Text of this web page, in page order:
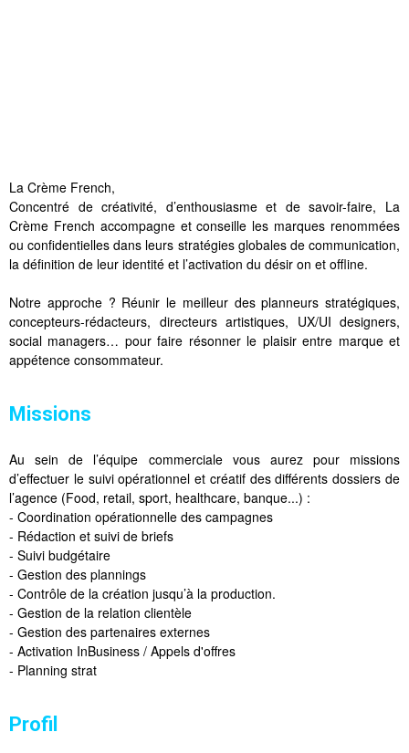
La Crème French,
Concentré de créativité, d’enthousiasme et de savoir-faire, La
Crème French accompagne et conseille les marques renommées
ou confidentielles dans leurs stratégies globales de communication,
la définition de leur identité et l’activation du désir on et offline.
Notre approche ? Réunir le meilleur des planneurs stratégiques,
concepteurs-rédacteurs, directeurs artistiques, UX/UI designers,
social managers… pour faire résonner le plaisir entre marque et
appétence consommateur.
Missions
Au sein de l’équipe commerciale vous aurez pour missions
d’effectuer le suivi opérationnel et créatif des différents dossiers de
l’agence (Food, retail, sport, healthcare, banque...) :
- Coordination opérationnelle des campagnes
- Rédaction et suivi de briefs
- Suivi budgétaire
- Gestion des plannings
- Contrôle de la création jusqu’à la production.
- Gestion de la relation clientèle
- Gestion des partenaires externes
- Activation InBusiness / Appels d'offres
- Planning strat
Profil